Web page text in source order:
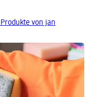
von jan